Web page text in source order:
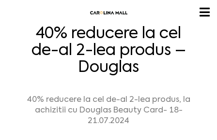
40% reducere la cel
de-al 2-lea produs –
Douglas
40% reducere la cel de-al 2-lea produs, la
achizitii cu Douglas Beauty Card- 18-
21.07.2024